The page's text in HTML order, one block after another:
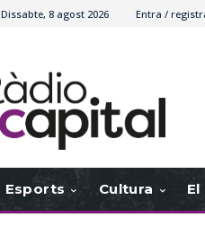
Dissabte, 8 agost 2026 Entra /
Esports Cultura El